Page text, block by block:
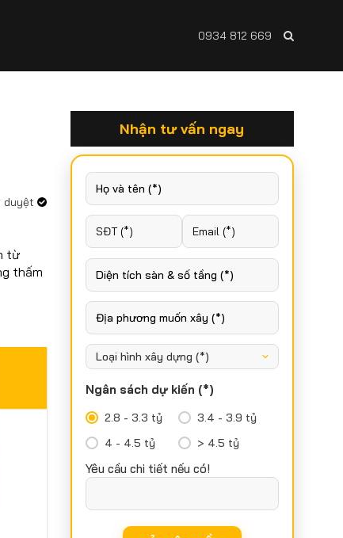
0934 812 669
duyệt
từ
thấm
Nhận tư vấn ngay
Ngân sách dự kiến (*)
2.8 - 3.3 tỷ
3.4 - 3.9 tỷ
4 - 4.5 tỷ
> 4.5 tỷ
Yêu cầu chi tiết nếu có!